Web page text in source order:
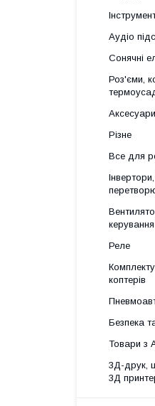
Аудіо
Сонячні
Роз'єми,
Різне
Все для
керування
Реле
коптерів
Безпека
Товари з
3Д-друк,
3Д